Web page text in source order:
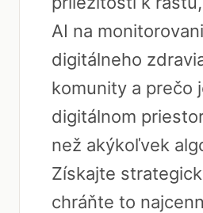
AI na
digitálneho
komunity a prečo
digitálnom
než akýkoľvek
Získajte
chráňte to